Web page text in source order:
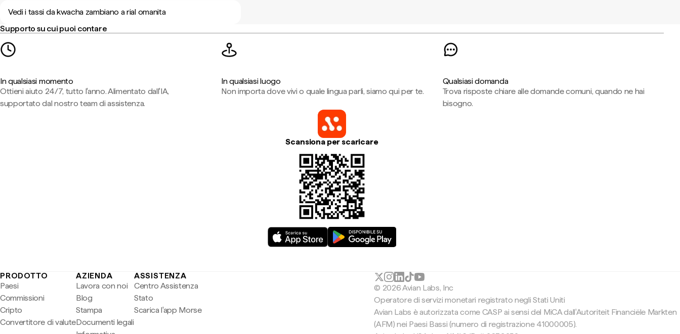
Vedi i tassi da kwacha zambiano a rial omanita
Supporto su cui puoi contare
In qualsiasi momento
Ottieni aiuto 24/7, tutto l'anno. Alimentato dall'IA,
supportato dal nostro team di assistenza.
In qualsiasi luogo
Non importa dove vivi o quale lingua parli, siamo qui per te.
Qualsiasi domanda
Trova risposte chiare alle domande comuni, quando ne hai
bisogno.
Scansiona per scaricare
PRODOTTO
Paesi
Commissioni
Cripto
Convertitore di valute
AZIENDA
Lavora con noi
Blog
Stampa
Documenti legali
ASSISTENZA
Centro Assistenza
Stato
Scarica l'app Morse
© 2026 Avian Labs, Inc
Operatore di servizi monetari registrato negli Stati Uniti
Avian Labs è autorizzata come CASP ai sensi del MiCA dall'Autoriteit Financiële Markten
(AFM) nei Paesi Bassi (numero di registrazione 41000005).